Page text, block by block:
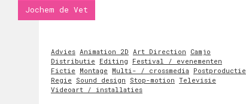
Jochem de Vet
Advies Animation 2D Art Direction Camjo
Distributie Editing Festival / evenementen
Fictie Montage Multi- / crossmedia Postproductie
Regie Sound design Stop-motion Televisie
Videoart / installaties